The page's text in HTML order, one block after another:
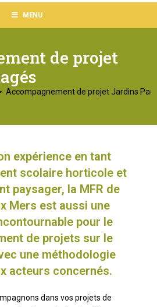
MENU
de projet
Accompagnement de projet Jardins
expérience en tant
scolaire horticole et
paysager, la MFR de
Mers est aussi une
pour le
de projets sur le
une méthodologie
acteurs concernés.
dans vos projets de